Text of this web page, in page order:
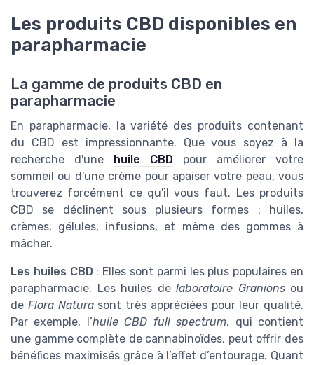
Les produits CBD disponibles en
parapharmacie
La gamme de produits CBD en
parapharmacie
En parapharmacie, la variété des produits contenant
du CBD est impressionnante. Que vous soyez à la
recherche d'une
huile CBD pour améliorer votre
sommeil ou d'une crème pour apaiser votre peau, vous
trouverez forcément ce qu'il vous faut. Les produits
CBD se déclinent sous plusieurs formes : huiles,
crèmes, gélules, infusions, et même des gommes à
mâcher.
Les huiles CBD : Elles sont parmi les plus populaires en
parapharmacie. Les huiles de laboratoire Granionsou
de Flora Naturasont très appréciées pour leur qualité.
Par exemple, l’huile CBD full spectrum, qui contient
une gamme complète de cannabinoïdes, peut offrir des
bénéfices maximisés grâce à l’effet d’entourage. Quant